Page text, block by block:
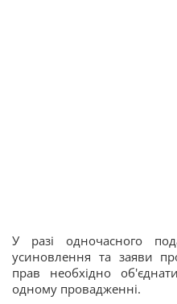
У разі одночасного
усиновлення та заяви
прав необхідно
одному провадженні.